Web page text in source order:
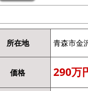
所在地 青森市金
価格 290万